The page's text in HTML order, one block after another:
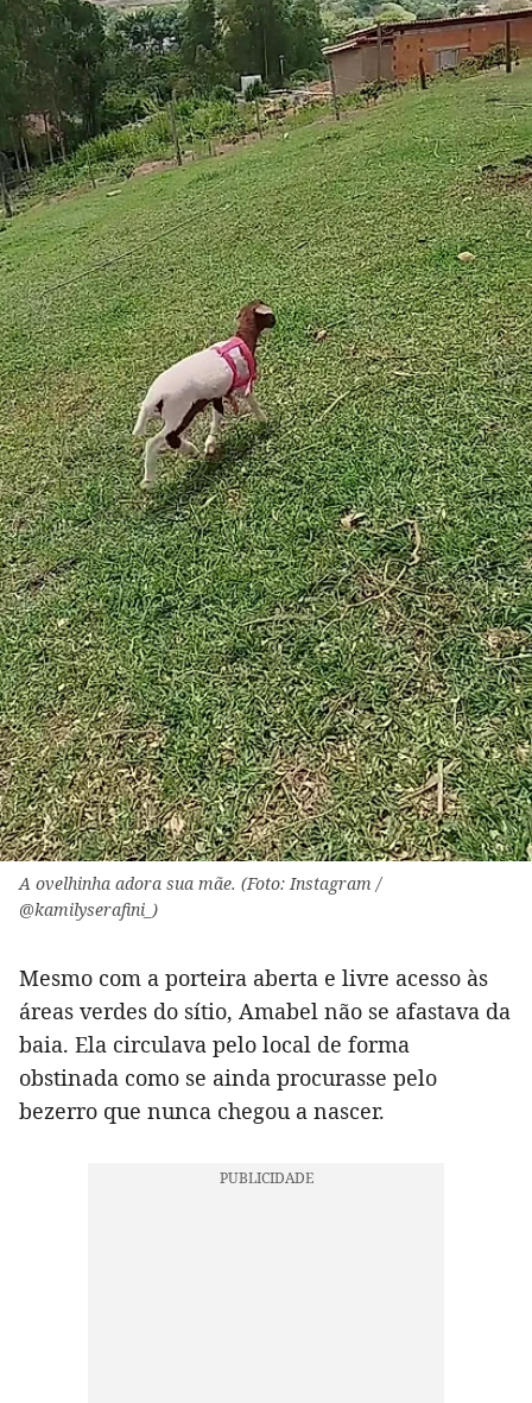
A ovelhinha adora sua mãe. (Foto: Instagram /
@kamilyserafini_)
Mesmo com a porteira aberta e livre acesso às
áreas verdes do sítio, Amabel não se afastava da
baia. Ela circulava pelo local de forma
obstinada como se ainda procurasse pelo
bezerro que nunca chegou a nascer.